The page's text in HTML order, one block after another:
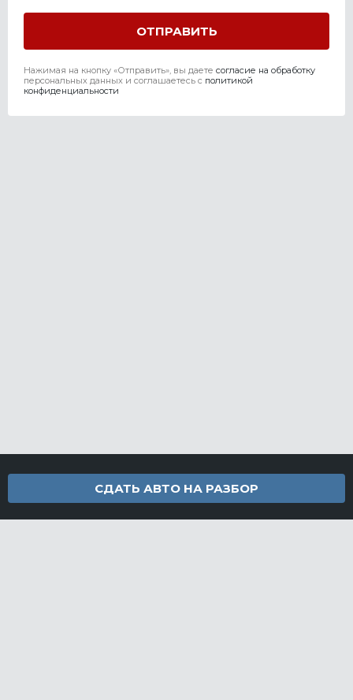
Нажимая на кнопку «Отправить», вы даете согласие на обработку
персональных данных и соглашаетесь c политикой
конфиденциальности
СДАТЬ АВТО НА РАЗБОР